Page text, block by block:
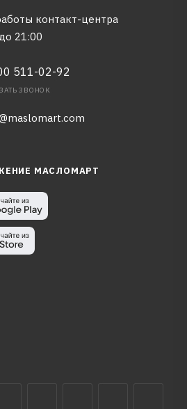
контакт-центра
21:00
511-02-92
ЗВОНОК
МАСЛОМАРТ